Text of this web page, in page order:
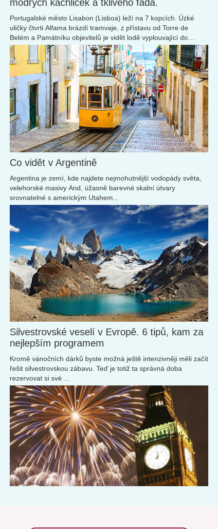
modrých kachliček a tklivého fada.
Portugalské město Lisabon (Lisboa) leží na 7 kopcích. Úzké
uličky čtvrti Alfama brázdí tramvaje, z přístavu od Torre de
Belém a Památníku objevitelů je vidět lodě vyplouvající do
zámoří.
Co vidět v Argentině
Argentina je zemí, kde najdete nejmohutnější vodopády světa,
velehorské masivy And, úžasně barevné skalní útvary
srovnatelné s americkým Utahem...
Silvestrovské veselí v Evropě. 6 tipů, kam za
nejlepším programem
Kromě vánočních dárků byste možná ještě intenzivněji měli začít
řešit silvestrovskou zábavu. Teď je totiž ta správná doba
rezervovat si své ...